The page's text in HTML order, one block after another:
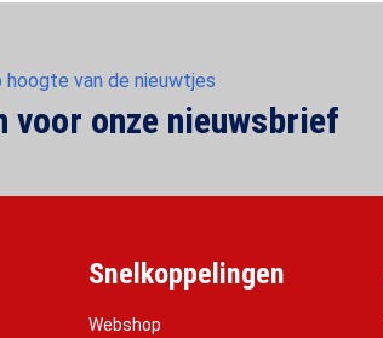
van de nieuwtjes
voor onze nieuwsbrief
Snelkoppelingen
Webshop